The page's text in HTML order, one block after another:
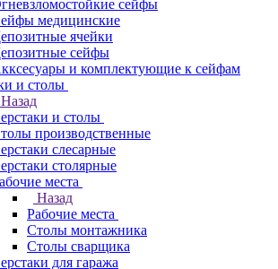
сейфы
медицинские
ячейки
сейфы
и комплектующие к сейфам
и столы
Назад
и столы
производственные
слесарные
столярные
места
Назад
Рабочие места
Столы монтажника
Столы сварщика
для гаража